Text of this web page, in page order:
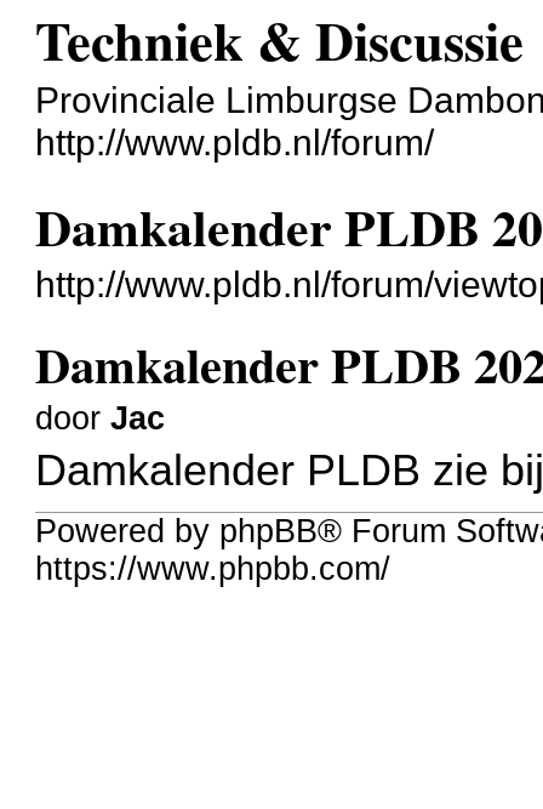
Techniek & Discussie
Provinciale Limburgse
http://www.pldb.nl/forum/
Damkalender PLDB
http://www.pldb.nl/forum/
Damkalender PLDB
doorJac
Damkalender PLDB zie
Powered by phpBB® Forum
https://www.phpbb.com/